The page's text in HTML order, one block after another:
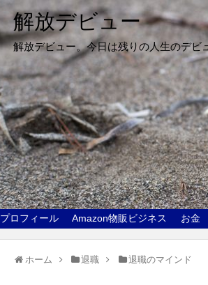
解放デビュー
解放デビュー。今日は残りの人生のデ
プロフィール Amazon物販ビジネス お金
ホーム 退職 退職のマインド